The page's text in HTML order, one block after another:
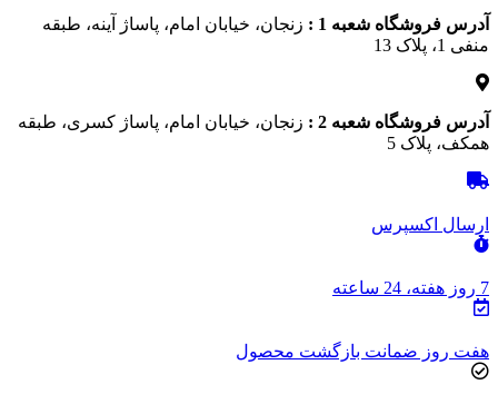
آدرس فروشگاه شعبه 1 :
زنجان، خیابان امام، پاساژ آینه، طبقه
منفی 1، پلاک 13
آدرس فروشگاه شعبه 2 :
زنجان، خیابان امام، پاساژ کسری، طبقه
همکف، پلاک 5
ارسال اکسپرس
7 روز هفته، 24 ساعته
هفت روز ضمانت بازگشت محصول